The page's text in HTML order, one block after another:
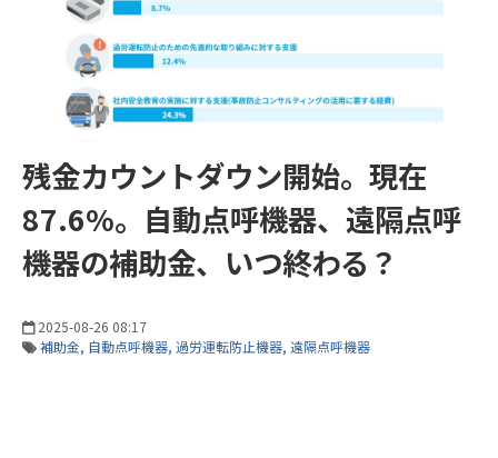
残金カウントダウン開始。現在
87.6%。自動点呼機器、遠隔点呼
機器の補助金、いつ終わる？
2025-08-26 08:17
補助金 自動点呼機器 過労運転防止機器 遠隔点呼機器